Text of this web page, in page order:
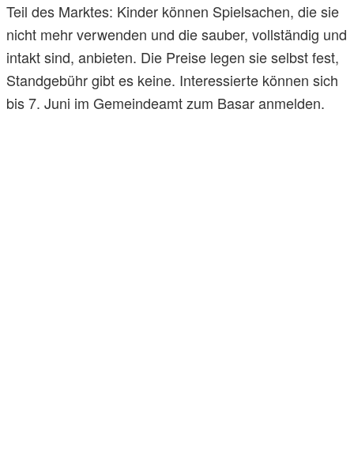
Teil des Marktes: Kinder können Spielsachen, die sie
nicht mehr verwenden und die sauber, vollständig und
intakt sind, anbieten. Die Preise legen sie selbst fest,
Standgebühr gibt es keine. Interessierte können sich
bis 7. Juni im Gemeindeamt zum Basar anmelden.